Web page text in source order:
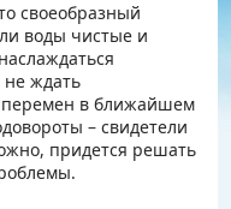
своеобразный
воды чистые и
не ждать
перемен в ближайшем
– свидетели
придется решать